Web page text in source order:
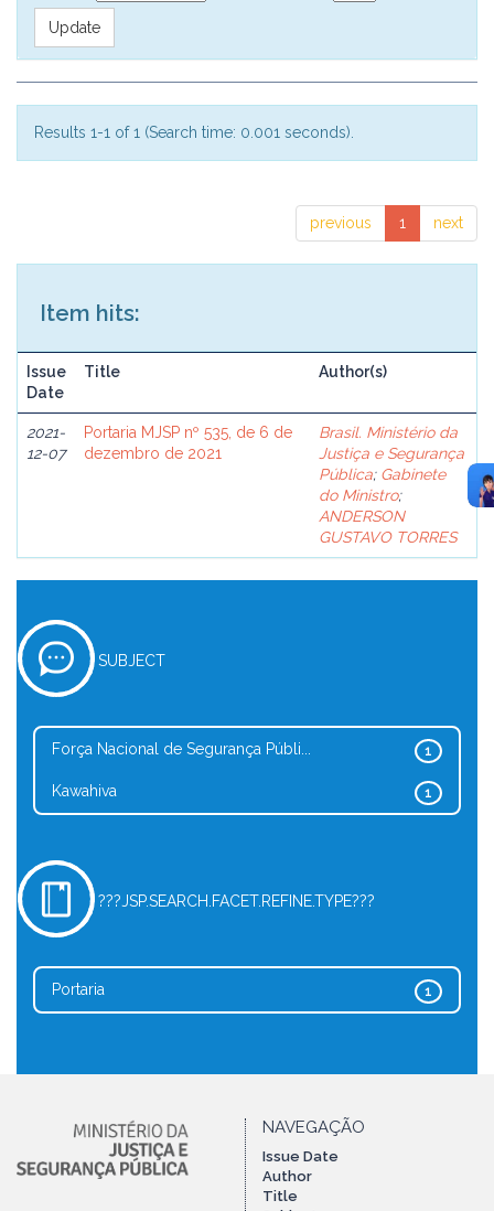
Results 1-1 of 1 (Search time: 0.001 seconds).
previous 1 next
Item hits:
Issue
Date
Title Author(s)
2021-
12-07
Portaria MJSP nº 535, de 6 de
dezembro de 2021
Brasil. Ministério da
Justiça e Segurança
Pública; Gabinete
do Ministro;
ANDERSON
GUSTAVO TORRES
SUBJECT
1
Força Nacional de Segurança Públi...
1
Kawahiva
???JSP.SEARCH.FACET.REFINE.TYPE???
1
Portaria
NAVEGAÇÃO
Issue Date
Author
Title